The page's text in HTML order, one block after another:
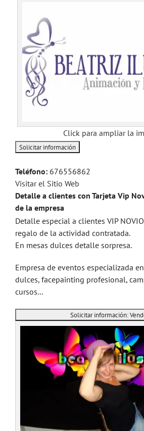
Click para ampliar la
Teléfono: 676556862
Visitar el Sitio Web
Detalle a clientes con Tarjeta Vip
de la empresa
Detalle especial a clientes VIP
regalo de la actividad contratada.
En mesas dulces detalle sorpresa.
Empresa de eventos especializada
dulces, facepainting profesional,
cursos...